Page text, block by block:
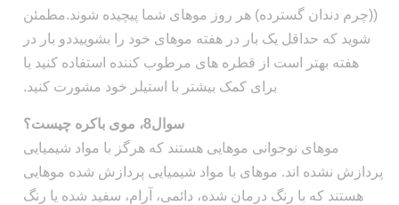
((چرم دندان گسترده) هر روز موهای شما پیچیده شوند.مطمئن
شوید که حداقل یک بار در هفته موهای خود را بشوییددو بار در
هفته بهتر است از قطره های مرطوب کننده استفاده کنید یا
برای کمک بیشتر با استیلر خود مشورت کنید.
سوال8، موی باکره چیست؟
موهای نوجوانی موهایی هستند که هرگز با مواد شیمیایی
پردازش نشده اند. موهای با مواد شیمیایی پردازش شده موهایی
هستند که با رنگ درمان شده، دائمی، آرام، سفید شده یا رنگ